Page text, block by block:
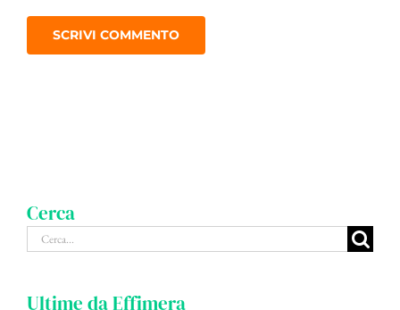
Cerca
Cerca
per:
Ultime da Effimera